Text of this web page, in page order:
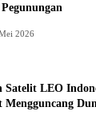
2026
Satelit LEO
Mengguncang